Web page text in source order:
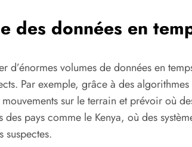
des données en
d’énormes volumes de données en
Par exemple, grâce à des
sur le terrain et prévoir où
des pays comme le Kenya, où des
suspectes.